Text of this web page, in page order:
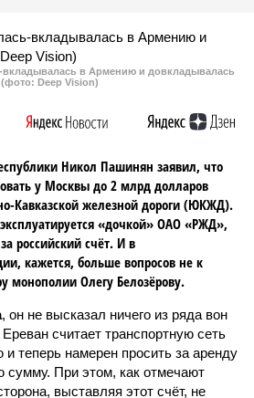
в Армению и довкладывалась
(фото: Deep Vision)
Никол Пашинян заявил, что
у Москвы до 2 млрд долларов
Кавказской железной дороги (ЮКЖД).
«дочкой» ОАО «РЖД»,
российский счёт. И в
кажется, больше вопросов не к
монополии Олегу Белозёрову.
, он не высказал ничего из ряда вон
считает транспортную сеть
и теперь намерен просить за аренду
сумму. При этом, как отмечают
выставляя этот счёт, не